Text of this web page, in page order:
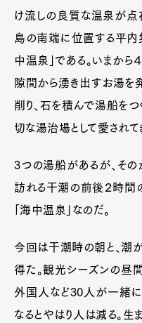
け流しの良質な温泉が点
島の南端に位置する平内
中温泉」である。いまか
隙間から湧き出すお湯を
削り、石を積んで湯船をつ
切な湯治場として愛されて
3つの湯船があるが、その
訪れる干潮の前後２時間
「海中温泉」なのだ。
今回は干潮時の朝と、潮
得た。観光シーズンの昼
外国人など30人が一緒に
なるとやはり人は減る。生